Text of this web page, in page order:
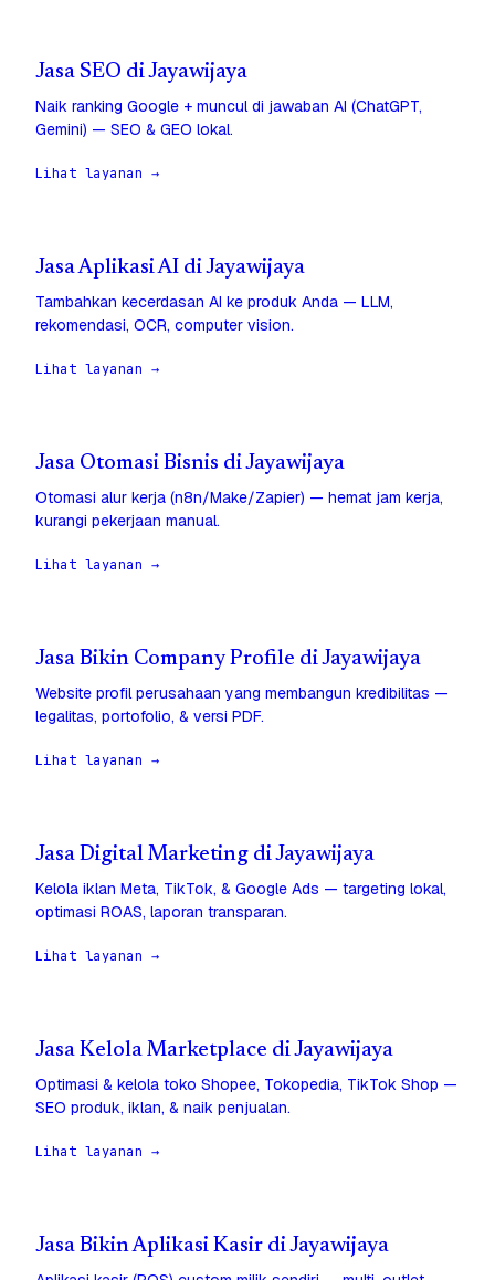
Jasa SEO di Jayawijaya
Naik ranking Google + muncul di jawaban AI (ChatGPT,
Gemini) — SEO & GEO lokal.
Lihat layanan →
Jasa Aplikasi AI di Jayawijaya
Tambahkan kecerdasan AI ke produk Anda — LLM,
rekomendasi, OCR, computer vision.
Lihat layanan →
Jasa Otomasi Bisnis di Jayawijaya
Otomasi alur kerja (n8n/Make/Zapier) — hemat jam kerja,
kurangi pekerjaan manual.
Lihat layanan →
Jasa Bikin Company Profile di Jayawijaya
Website profil perusahaan yang membangun kredibilitas —
legalitas, portofolio, & versi PDF.
Lihat layanan →
Jasa Digital Marketing di Jayawijaya
Kelola iklan Meta, TikTok, & Google Ads — targeting lokal,
optimasi ROAS, laporan transparan.
Lihat layanan →
Jasa Kelola Marketplace di Jayawijaya
Optimasi & kelola toko Shopee, Tokopedia, TikTok Shop —
SEO produk, iklan, & naik penjualan.
Lihat layanan →
Jasa Bikin Aplikasi Kasir di Jayawijaya